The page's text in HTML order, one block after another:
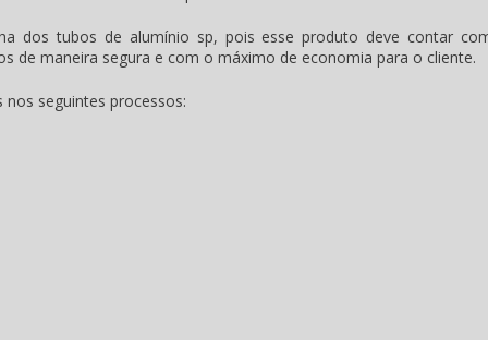
dostubos de alumínio sp, pois esse produto deve contar
de maneira segura e com o máximo de economia para o cliente.
seguintes processos: